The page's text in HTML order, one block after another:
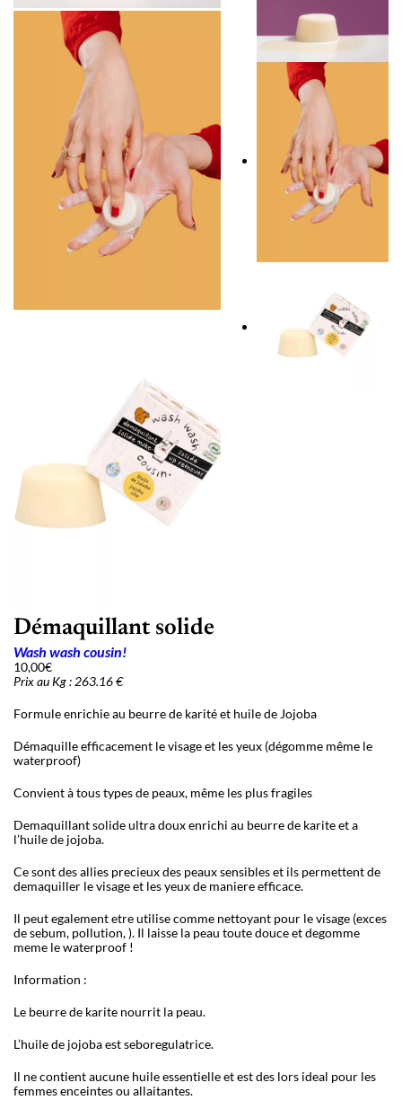
Démaquillant solide
Wash wash cousin!
10,00€
Prix au Kg : 263.16 €
Formule enrichie au beurre de karité et huile de Jojoba
Démaquille efficacement le visage et les yeux (dégomme même le
waterproof)
Convient à tous types de peaux, même les plus fragiles
Demaquillant solide ultra doux enrichi au beurre de karite et a
l’huile de jojoba.
Ce sont des allies precieux des peaux sensibles et ils permettent de
demaquiller le visage et les yeux de maniere efficace.
Il peut egalement etre utilise comme nettoyant pour le visage (exces
de sebum, pollution,). Il laisse la peau toute douce et degomme
meme le waterproof !
Information :
Le beurre de karite nourrit la peau.
L’huile de jojoba est seboregulatrice.
Il ne contient aucune huile essentielle et est des lors ideal pour les
femmes enceintes ou allaitantes.